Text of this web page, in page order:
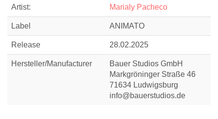
Artist: Marialy Pacheco
Label ANIMATO
Release 28.02.2025
Hersteller/Manufacturer
Bauer Studios GmbH
Markgröninger Straße 46
71634 Ludwigsburg
info@bauerstudios.de